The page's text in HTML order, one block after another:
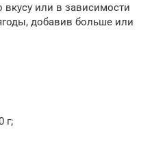
вкусу или в зависимости
добавив больше или
г;